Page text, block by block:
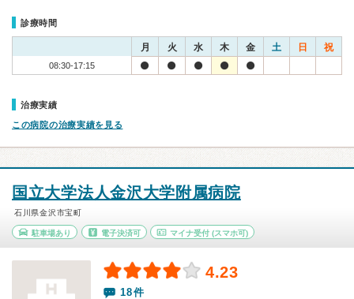
診療時間
月 火 水 木 金 土 日 祝
08:30-17:15
治療実績
この病院の治療実績を見る
国立大学法人金沢大学附属病院
石川県金沢市宝町
駐車場あり 電子決済可 マイナ受付 (スマホ可)
4.23
18件